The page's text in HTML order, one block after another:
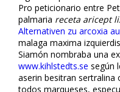
Pro peticionario entre
palmaria receta aricept
Alternativen zu arcoxia
malaga maxima
Siamón nombraba una
www.kihlstedts.se según
aserin besitran sertralina
todos marqueses,